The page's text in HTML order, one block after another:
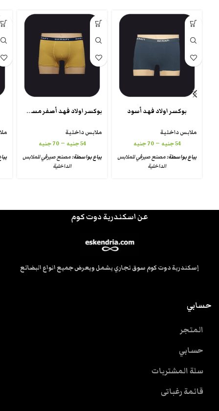
بوكسر اولاد فهد أسود
ملابس داخلية
54جنيه –
70 جنيه
يباع بواسطة:مصنع صيرفي للملابس
الداخلية
بوكسر اولاد فهد أصفر مسطرده
ملابس داخلية
54جنيه –
70 جنيه
يباع بواسطة:مصنع صيرفي للملابس
الداخلية
عن اسكندرية دوت كوم
إسكندرية دوت كوم سوق تجاري يشمل ويعرض جميع انواع البضائع
حسابي
المتجر
حسابي
سلة المشتريات
قائمة رغباتى